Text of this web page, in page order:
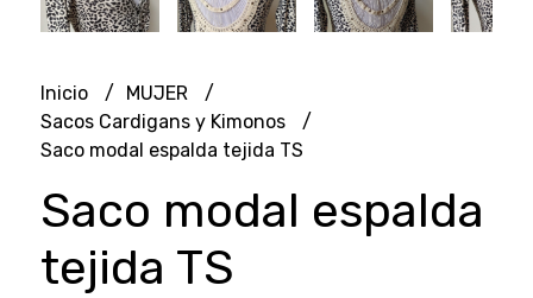
Inicio
MUJER
Sacos Cardigans y Kimonos
Saco modal espalda tejida TS
Saco modal espalda
tejida TS